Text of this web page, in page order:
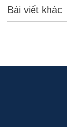
Bài viết khác